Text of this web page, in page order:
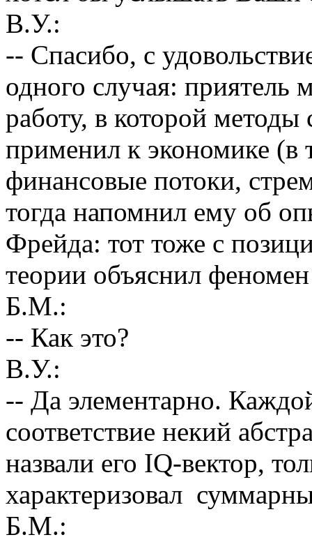
В.У.:
-- Спасибо, с
одного случая: приятель
работу, в которой методы
применил к экономике (в
финансовые потоки,
тогда напомнил ему об
Фрейда: тот тоже с
теории объяснил
Б.М.:
-- Как это?
В.У.:
-- Да элементарно.
соответствие некий
назвали его IQ-вектор,
характеризовал
Б.М.: